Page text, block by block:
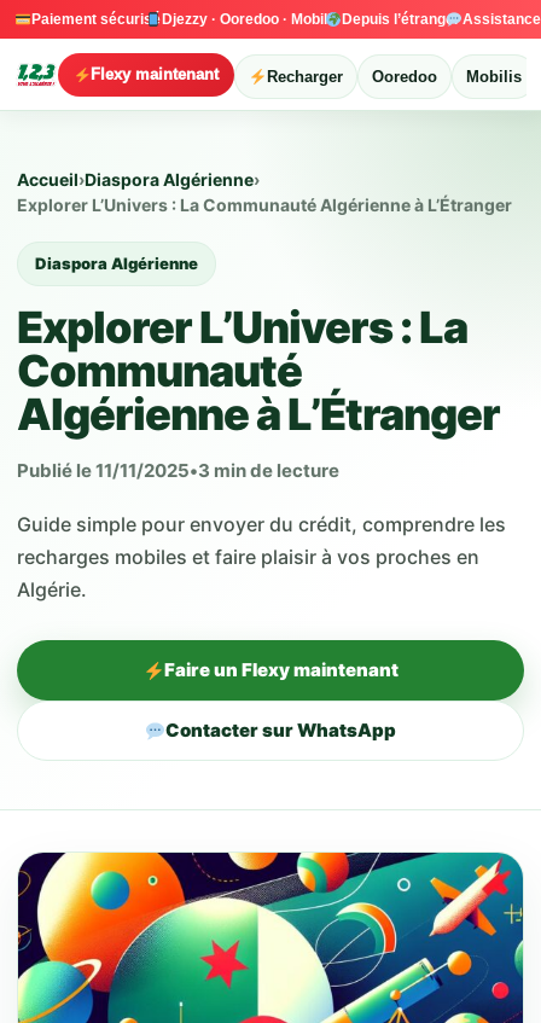
Paiement sécurisé Djezzy · Ooredoo · Mobilis Depuis l’étranger
Recharger Ooredoo Mobilis
Flexy maintenant
Accueil›Diaspora Algérienne›
Explorer L’Univers : La Communauté Algérienne à L’Étranger
Diaspora Algérienne
Explorer L’Univers : La
Communauté
Algérienne à L’Étranger
Publié le 11/11/2025•3 min de lecture
Guide simple pour envoyer du crédit, comprendre les
recharges mobiles et faire plaisir à vos proches en
Algérie.
Faire un Flexy maintenant
Contacter sur WhatsApp